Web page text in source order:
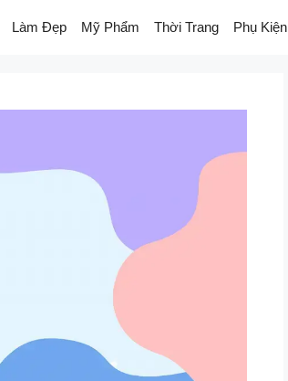
Làm Đẹp Mỹ Phẩm Thời Trang Phụ Kiện